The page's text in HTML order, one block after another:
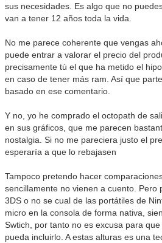
sus necesidades. Es algo que no
van a tener 12 años toda la vida.
No me parece coherente que vengas
puede entrar a valorar el precio del
precisamente tù el que ha metido el
en caso de tener más ram. Así que
basado en ese comentario.
Y no, yo he comprado el octopath de
en sus gráficos, que me parecen
nostalgia. Si no me pareciera justo el
esperaría a que lo rebajasen
Tampoco pretendo hacer
sencillamente no vienen a cuento. Pero
3DS o no se cual de las portátiles de
micro en la consola de forma nativa,
Swtich, por tanto no es excusa para
pueda incluirlo. A estas alturas es una